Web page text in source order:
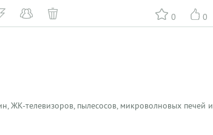
0 0
ЖК-телевизоров, пылесосов, микроволновых печей и